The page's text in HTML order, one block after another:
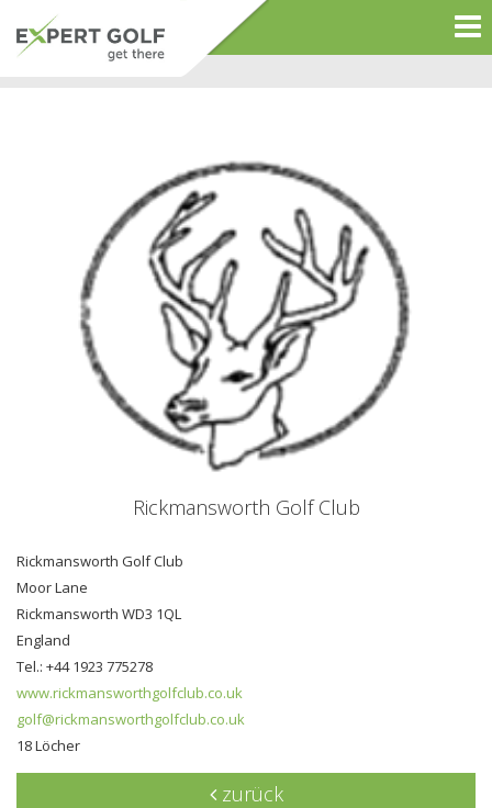
Rickmansworth Golf Club
Rickmansworth Golf Club
Moor Lane
Rickmansworth WD3 1QL
England
Tel.: +44 1923 775278
www.rickmansworthgolfclub.co.uk
golf@rickmansworthgolfclub.co.uk
18 Löcher
zurück